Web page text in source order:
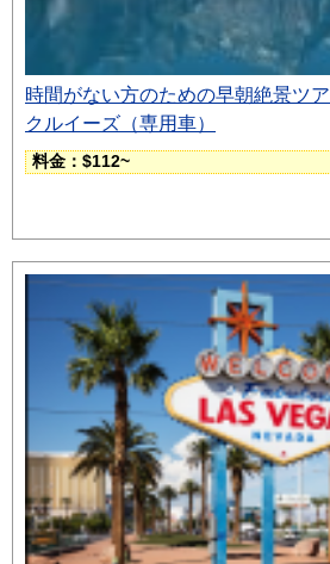
時間がない方のための早朝絶景ツ
クルイーズ（専用車）
料金：$112~